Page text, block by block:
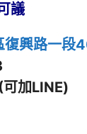
議
興路一段
加LINE)